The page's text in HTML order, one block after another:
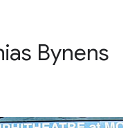
Bynens